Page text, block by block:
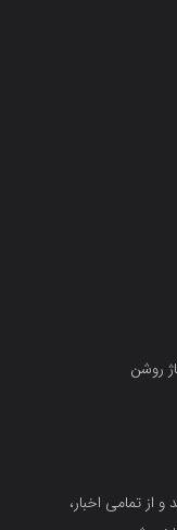
روشن
از تمامی اخبار،